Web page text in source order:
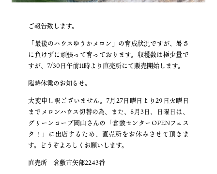
ご報告致します。
「最後のハウスゆうかメロン」の育成状況ですが、暑さ
に負けずに頑張って育っております。収穫数は極少量で
すが、7/30日午前11時より直売所にて販売開始します。
臨時休業のお知らせ。
大変申し訳ございません。7月27日曜日より29日火曜日
までメロンハウス切替の為、また、8月3日、日曜日は、
グリーンコープ岡山さんの「倉敷センターOPENフェス
タ！」に出店するため、直売所をお休みさせて頂きま
す。どうぞよろしくお願いします。
直売所 倉敷市矢部2243番